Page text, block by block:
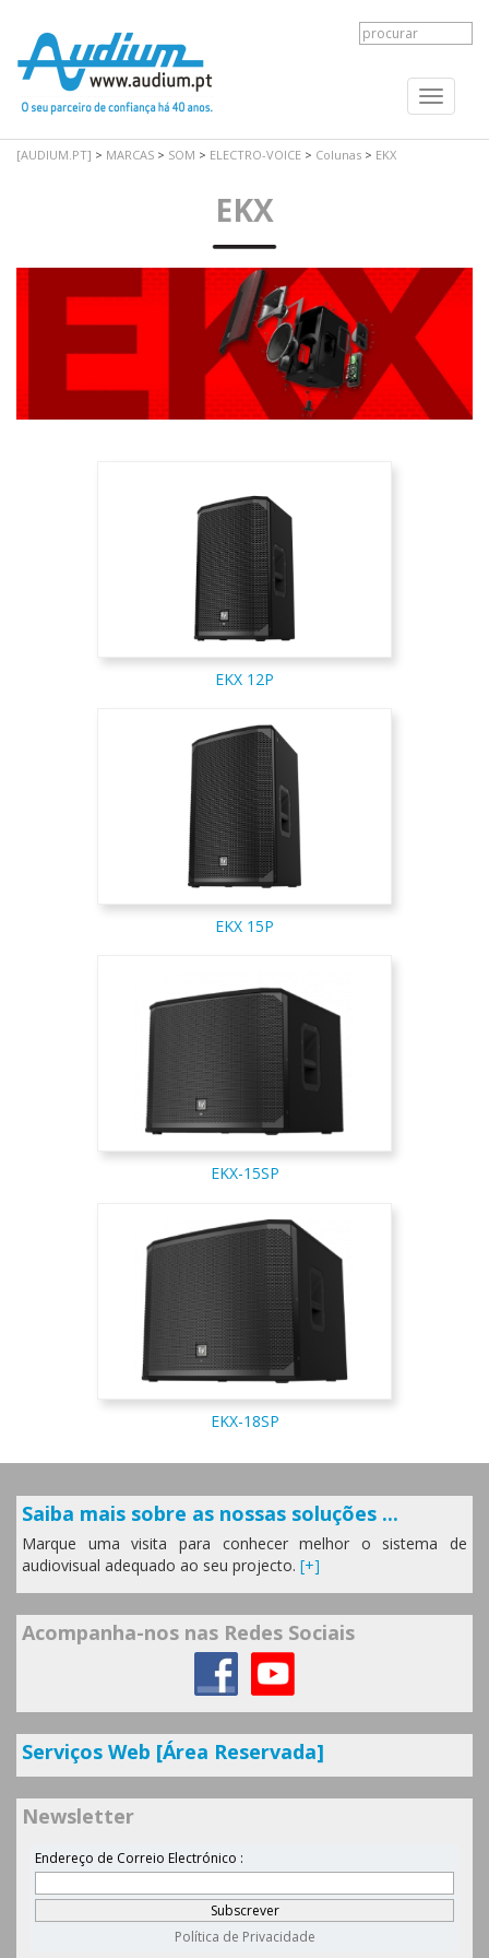
Toggle
[AUDIUM.PT] > MARCAS > SOM > ELECTRO-VOICE > Colunas > EKX
EKX
EKX 12P
EKX 15P
EKX-15SP
EKX-18SP
Saiba mais sobre as nossas soluções ...
Marque uma visita para conhecer melhor o sistema de
audiovisual adequado ao seu projecto. [+]
Acompanha-nos nas Redes Sociais
Serviços Web [Área Reservada]
Newsletter